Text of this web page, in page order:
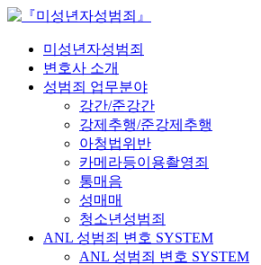
미성년자성범죄
변호사 소개
성범죄 업무분야
강간/준강간
강제추행/준강제추행
아청법위반
카메라등이용촬영죄
통매음
성매매
청소년성범죄
ANL 성범죄 변호 SYSTEM
ANL 성범죄 변호 SYSTEM